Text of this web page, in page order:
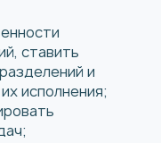
ставить
и
исполнения;